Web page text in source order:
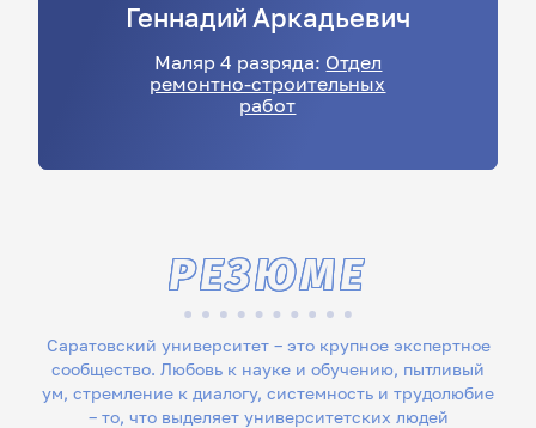
Геннадий Аркадьевич
Маляр 4 разряда: Отдел
ремонтно-строительных
работ
Саратовский университет – это крупное экспертное
сообщество. Любовь к науке и обучению, пытливый
ум, стремление к диалогу, системность и трудолюбие
– то, что выделяет университетских людей
РЕЗЮМЕ